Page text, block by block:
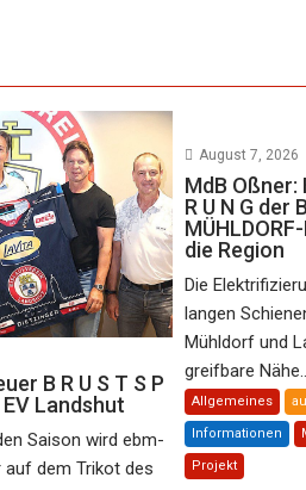
B R U S T S P
EV Landshut
Saison wird ebm-
dem Trikot des
August 7, 2026
MdB Oßner:
R U N G der
die Region
Die
langen
Mühldorf und
greifbare
Allgemeines
Informationen
Projekt